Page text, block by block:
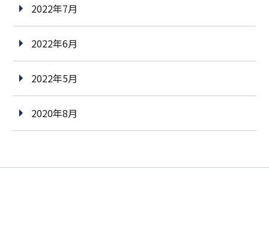
2022年7月
2022年6月
2022年5月
2020年8月